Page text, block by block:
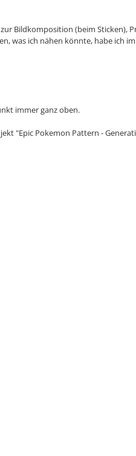
Bildkomposition (beim
was ich nähen könnte, habe ich
immer ganz oben.
"Epic Pokemon Pattern -